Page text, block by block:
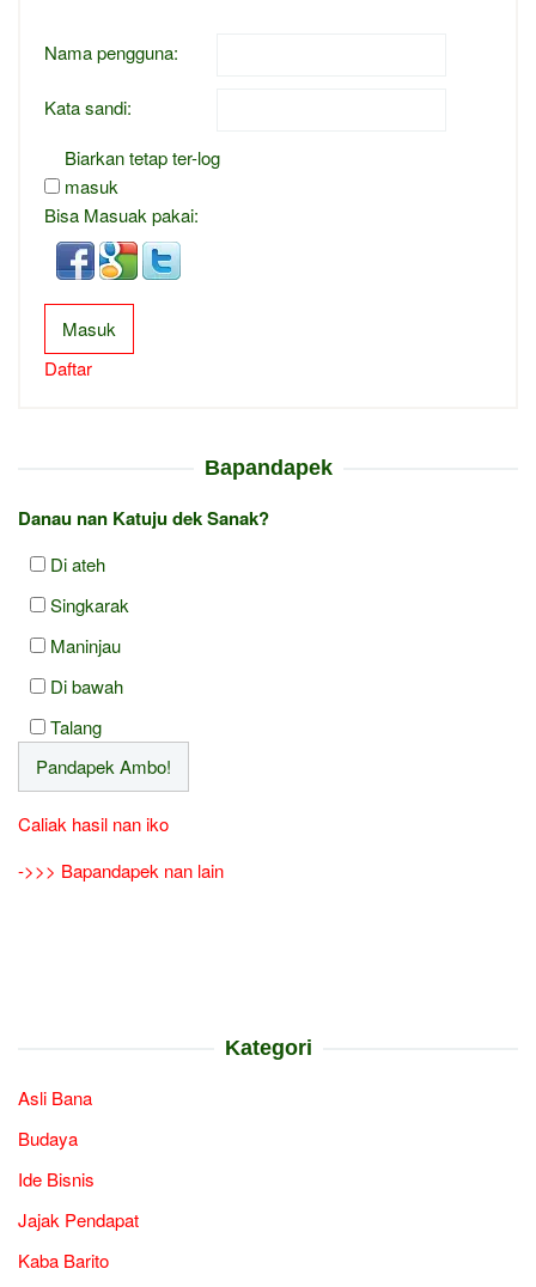
Nama pengguna:
Kata sandi:
Biarkan tetap ter-log
masuk
Bisa Masuak pakai:
Masuk
Daftar
Bapandapek
Danau nan Katuju dek Sanak?
Di ateh
Singkarak
Maninjau
Di bawah
Talang
Caliak hasil nan iko
->>> Bapandapek nan lain
Kategori
Asli Bana
Budaya
Ide Bisnis
Jajak Pendapat
Kaba Barito